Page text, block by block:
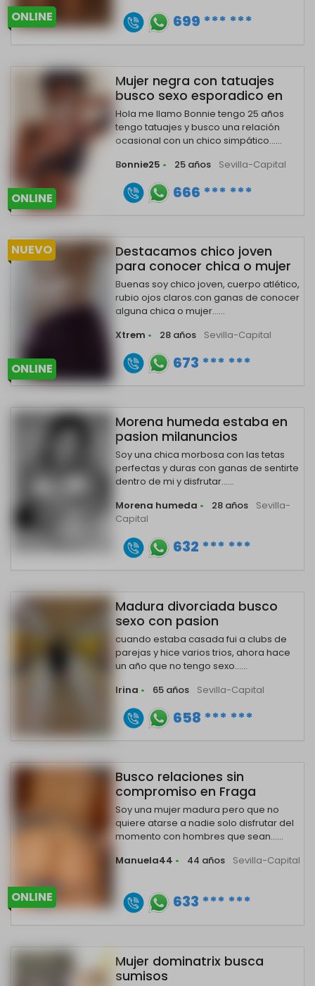
ONLINE 699 *** ***
ONLINE
Mujer negra con tatuajes
busco sexo esporadico en
Hola me llamo Bonnie tengo 25 años
tengo tatuajes y busco una relación
ocasional con un chico simpático......
Bonnie25 • 25 años Sevilla-Capital
666 *** ***
NUEVO
ONLINE
Destacamos chico joven
para conocer chica o mujer
Buenas soy chico joven, cuerpo atlético,
rubio ojos claros.con ganas de conocer
alguna chica o mujer......
Xtrem • 28 años Sevilla-Capital
673 *** ***
Morena humeda estaba en
pasion milanuncios
Soy una chica morbosa con las tetas
perfectas y duras con ganas de sentirte
dentro de mi y disfrutar......
Morena humeda • 28 años
Sevilla-
Capital
632 *** ***
Madura divorciada busco
sexo con pasion
cuando estaba casada fui a clubs de
parejas y hice varios trios, ahora hace
un año que no tengo sexo......
Irina • 65 años Sevilla-Capital
658 *** ***
ONLINE
Busco relaciones sin
compromiso en Fraga
Soy una mujer madura pero que no
quiere atarse a nadie solo disfrutar del
momento con hombres que sean......
Manuela44 • 44 años Sevilla-Capital
633 *** ***
Mujer dominatrix busca
sumisos